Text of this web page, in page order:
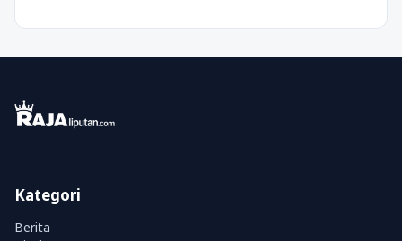
Kategori
Berita